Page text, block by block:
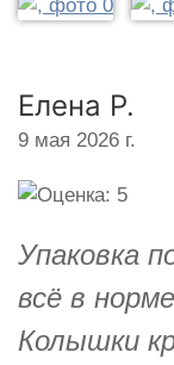
Елена Р.
9 мая 2026 г.
Упаковка
всё в
Колышки